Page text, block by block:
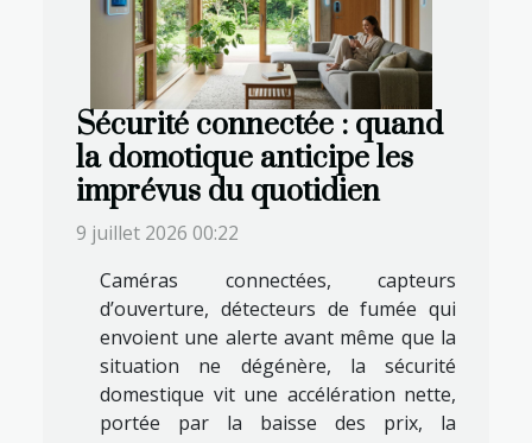
Sécurité connectée : quand
la domotique anticipe les
imprévus du quotidien
9 juillet 2026 00:22
Caméras connectées, capteurs
d’ouverture, détecteurs de fumée qui
envoient une alerte avant même que la
situation ne dégénère, la sécurité
domestique vit une accélération nette,
portée par la baisse des prix, la